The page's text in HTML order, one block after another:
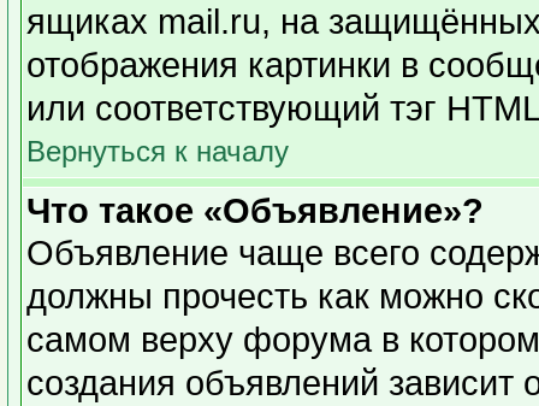
ящиках mail.ru, на
отображения картинки в
или соответствующий тэг
Вернуться к началу
Что такое «Объявление»?
Объявление чаще всего
должны прочесть как можно
самом верху форума в
создания объявлений зависит